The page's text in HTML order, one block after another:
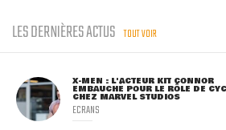
LES DERNIÈRES ACTUS TOUT VOIR
X-MEN : L'ACTEUR KIT CONNOR
EMBAUCHÉ POUR LE RÔLE DE
CHEZ MARVEL STUDIOS
ECRANS